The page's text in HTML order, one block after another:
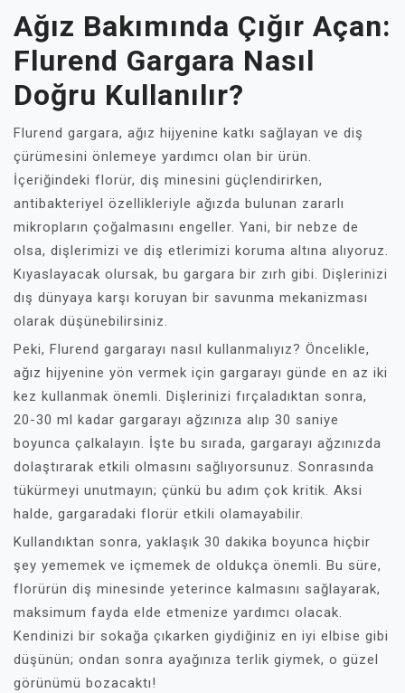
Ağız Bakımında Çığır Açan:
Flurend Gargara Nasıl
Doğru Kullanılır?
Flurend gargara, ağız hijyenine katkı sağlayan ve diş
çürümesini önlemeye yardımcı olan bir ürün.
İçeriğindeki florür, diş minesini güçlendirirken,
antibakteriyel özellikleriyle ağızda bulunan zararlı
mikropların çoğalmasını engeller. Yani, bir nebze de
olsa, dişlerimizi ve diş etlerimizi koruma altına alıyoruz.
Kıyaslayacak olursak, bu gargara bir zırh gibi. Dişlerinizi
dış dünyaya karşı koruyan bir savunma mekanizması
olarak düşünebilirsiniz.
Peki, Flurend gargarayı nasıl kullanmalıyız? Öncelikle,
ağız hijyenine yön vermek için gargarayı günde en az iki
kez kullanmak önemli. Dişlerinizi fırçaladıktan sonra,
20-30 ml kadar gargarayı ağzınıza alıp 30 saniye
boyunca çalkalayın. İşte bu sırada, gargarayı ağzınızda
dolaştırarak etkili olmasını sağlıyorsunuz. Sonrasında
tükürmeyi unutmayın; çünkü bu adım çok kritik. Aksi
halde, gargaradaki florür etkili olamayabilir.
Kullandıktan sonra, yaklaşık 30 dakika boyunca hiçbir
şey yememek ve içmemek de oldukça önemli. Bu süre,
florürün diş minesinde yeterince kalmasını sağlayarak,
maksimum fayda elde etmenize yardımcı olacak.
Kendinizi bir sokağa çıkarken giydiğiniz en iyi elbise gibi
düşünün; ondan sonra ayağınıza terlik giymek, o güzel
görünümü bozacaktı!